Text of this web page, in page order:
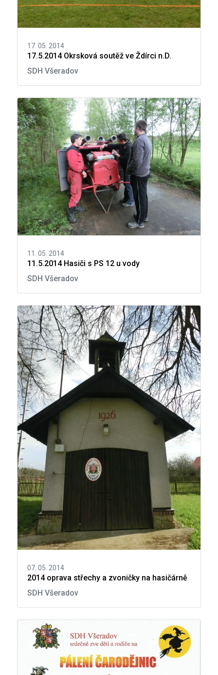
17. 05. 2014
17.5.2014 Okrsková soutěž ve Ždírci n.D.
SDH Všeradov
11. 05. 2014
11.5.2014 Hasiči s PS 12 u vody
SDH Všeradov
07. 05. 2014
2014 oprava střechy a zvoničky na hasičárně
SDH Všeradov